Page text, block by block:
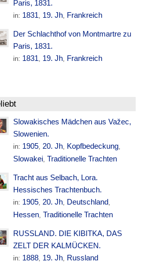
Paris, 1831.
in: 1831, 19. Jh, Frankreich
Der Schlachthof von Montmartre zu
Paris, 1831.
in: 1831, 19. Jh, Frankreich
Slowakisches Mädchen aus Važec,
Slowenien.
in: 1905,20. Jh, Kopfbedeckung,
Slowakei, Traditionelle Trachten
Tracht aus Selbach, Lora.
Hessisches Trachtenbuch.
in: 1905,20. Jh, Deutschland,
Hessen, Traditionelle Trachten
RUSSLAND. DIE KIBITKA, DAS
ZELT DER KALMÜCKEN.
in: 1888, 19. Jh, Russland